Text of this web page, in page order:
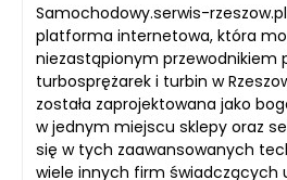
Samochodowy.serwis-
platforma internetowa, która
niezastąpionym przewodnikiem
turbosprężarek i turbin w
została zaprojektowana jako
w jednym miejscu sklepy oraz
się w tych zaawansowanych
wiele innych firm świadczących